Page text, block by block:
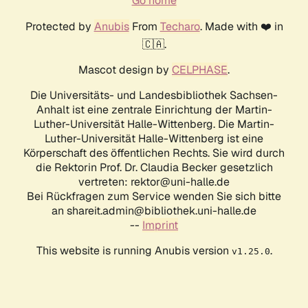
Protected by AnubisFrom Techaro. Made with ❤️ in
🇨🇦.
Mascot design by CELPHASE.
Die Universitäts- und Landesbibliothek Sachsen-
Anhalt ist eine zentrale Einrichtung der Martin-
Luther-Universität Halle-Wittenberg. Die Martin-
Luther-Universität Halle-Wittenberg ist eine
Körperschaft des öffentlichen Rechts. Sie wird durch
die Rektorin Prof. Dr. Claudia Becker gesetzlich
vertreten: rektor@uni-halle.de
Bei Rückfragen zum Service wenden Sie sich bitte
an shareit.admin@bibliothek.uni-halle.de
-- Imprint
This website is running Anubis version v1.25.0.